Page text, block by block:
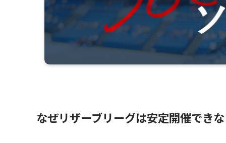
なぜリザーブリーグは安定開催でき